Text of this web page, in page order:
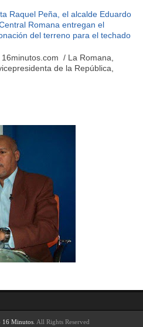
Raquel Peña, el alcalde Eduardo
Romana entregan el
del terreno para el techado
/ La Romana,
de la República,
16 Minutos. All Rights Reserved